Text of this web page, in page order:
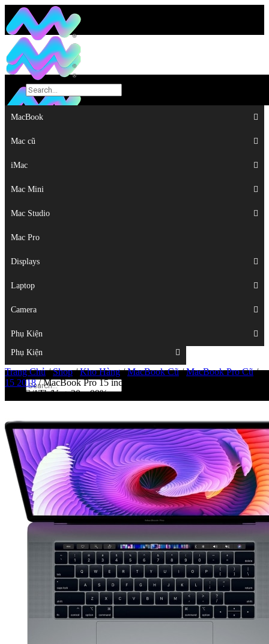
MacBook
Mac cũ
iMac
Mac Mini
Mac Studio
Mac Pro
Displays
Laptop
Camera
Phụ Kiện
MacBook
Mac cũ
iMac
Mac Mini
Mac Studio
Mac Pro
Displays
Laptop
Camera
Phụ Kiện
Top
Trang Chủ/Shop/Kho Hàng/MacBook Cũ/MacBook Pro Cũ/
15 2018/MacBook Pro 15 inch 2018 MR952 Option
i9/32G/1Tb/Vega20 – 99%